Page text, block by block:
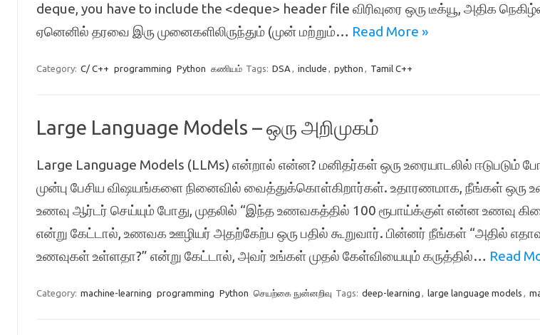
deque, you have to include the <deque> header file விரிவுரை ஒரு டீக்யூ, அதிக
ஏனெனில் தரவை இரு முனைகளிலிருந்தும் (முன் மற்றும்… Read More »
Category: C/ C++ programming Python கணியம் Tags: DSA , include , python , Tamil C++
Large Language Models – ஒரு அறிமுகம்
Large Language Models (LLMs) என்றால் என்ன? மனிதர்கள் ஒரு உரையாடலில் ஈடுபடும்
முன்பு பேசிய விஷயங்களை நினைவில் வைத்துக்கொள்கிறார்கள். உதாரணமாக, நீங்கள் ஒரு
உணவு ஆர்டர் செய்யும் போது, முதலில் “இந்த உணவகத்தில் 100 ரூபாய்க்குள் என்ன உணவு
என்று கேட்டால், உணவக ஊழியர் அதற்கேற்ப ஒரு பதில் கூறுவார். பின்னர் நீங்கள் “அதில்
உணவுகள் உள்ளதா?” என்று கேட்டால், அவர் உங்கள் முதல் கேள்வியையும் கருத்தில்… Read
Category: machine-learning programming Python செயற்கை நுன்னறிவு Tags: deep-learning , large language models ,